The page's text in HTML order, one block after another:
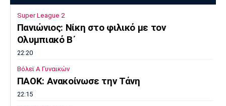
Super League 2
Πανιώνιος: Νίκη στο φιλικό με τον
Ολυμπιακό Β΄
22:20
Βόλεϊ Α Γυναικών
ΠΑΟΚ: Ανακοίνωσε την Τάνη
22:15